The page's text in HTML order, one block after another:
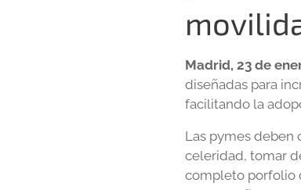
Madrid, 23 de
diseñadas para
facilitando la
Las pymes deben
celeridad, tomar
completo porfolio